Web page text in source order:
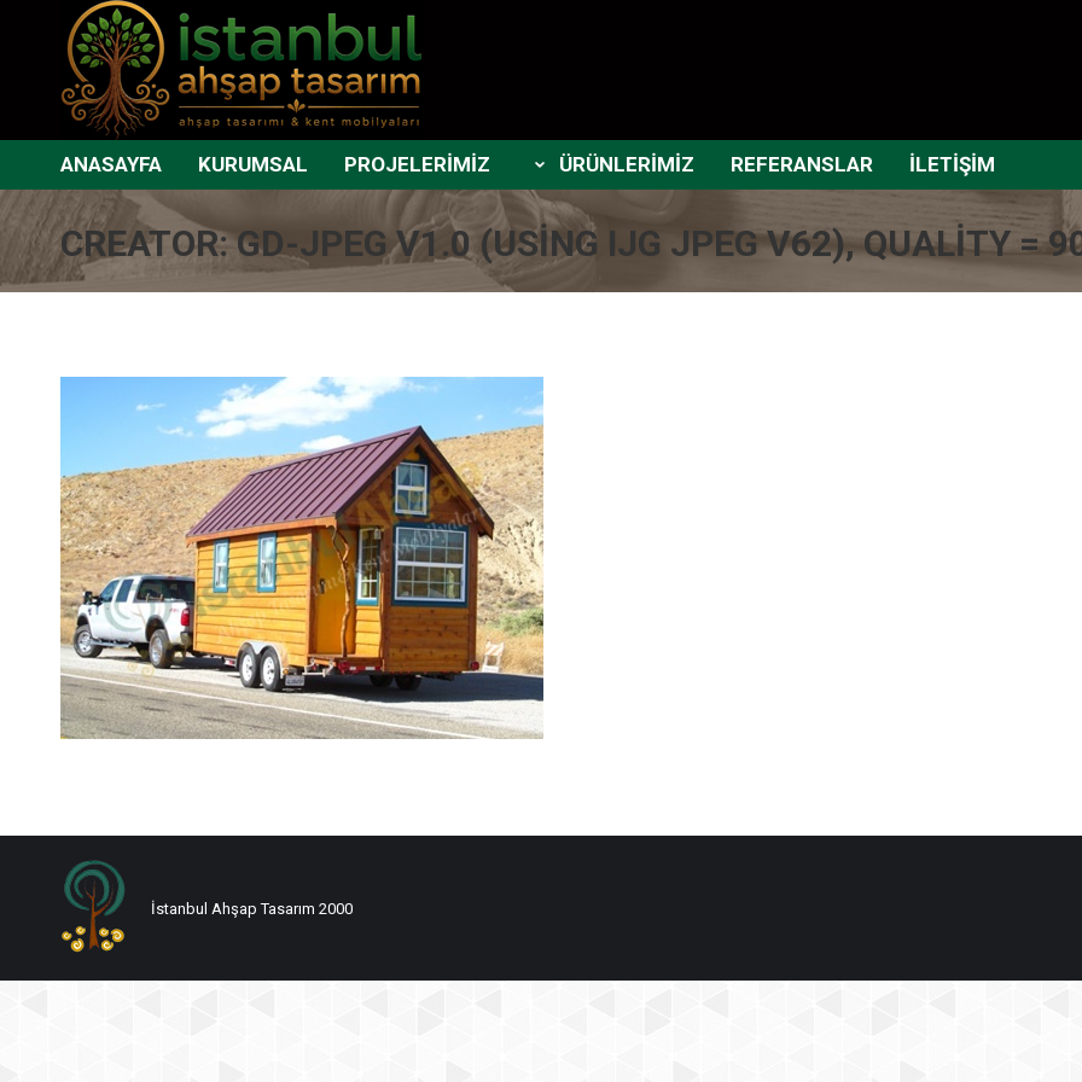
ANASAYFA KURUMSAL PROJELERİMİZ ÜRÜNLERİMİZ REFERANSLAR İLETİŞİM
CREATOR: GD-JPEG V1.0 (USING IJG JPEG V62), QUALITY =
İstanbul Ahşap Tasarım 2000